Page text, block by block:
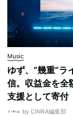
Music
ゆず、“幾重”ラ
信。収益金を全
支援として寄付
by CINRA編集部